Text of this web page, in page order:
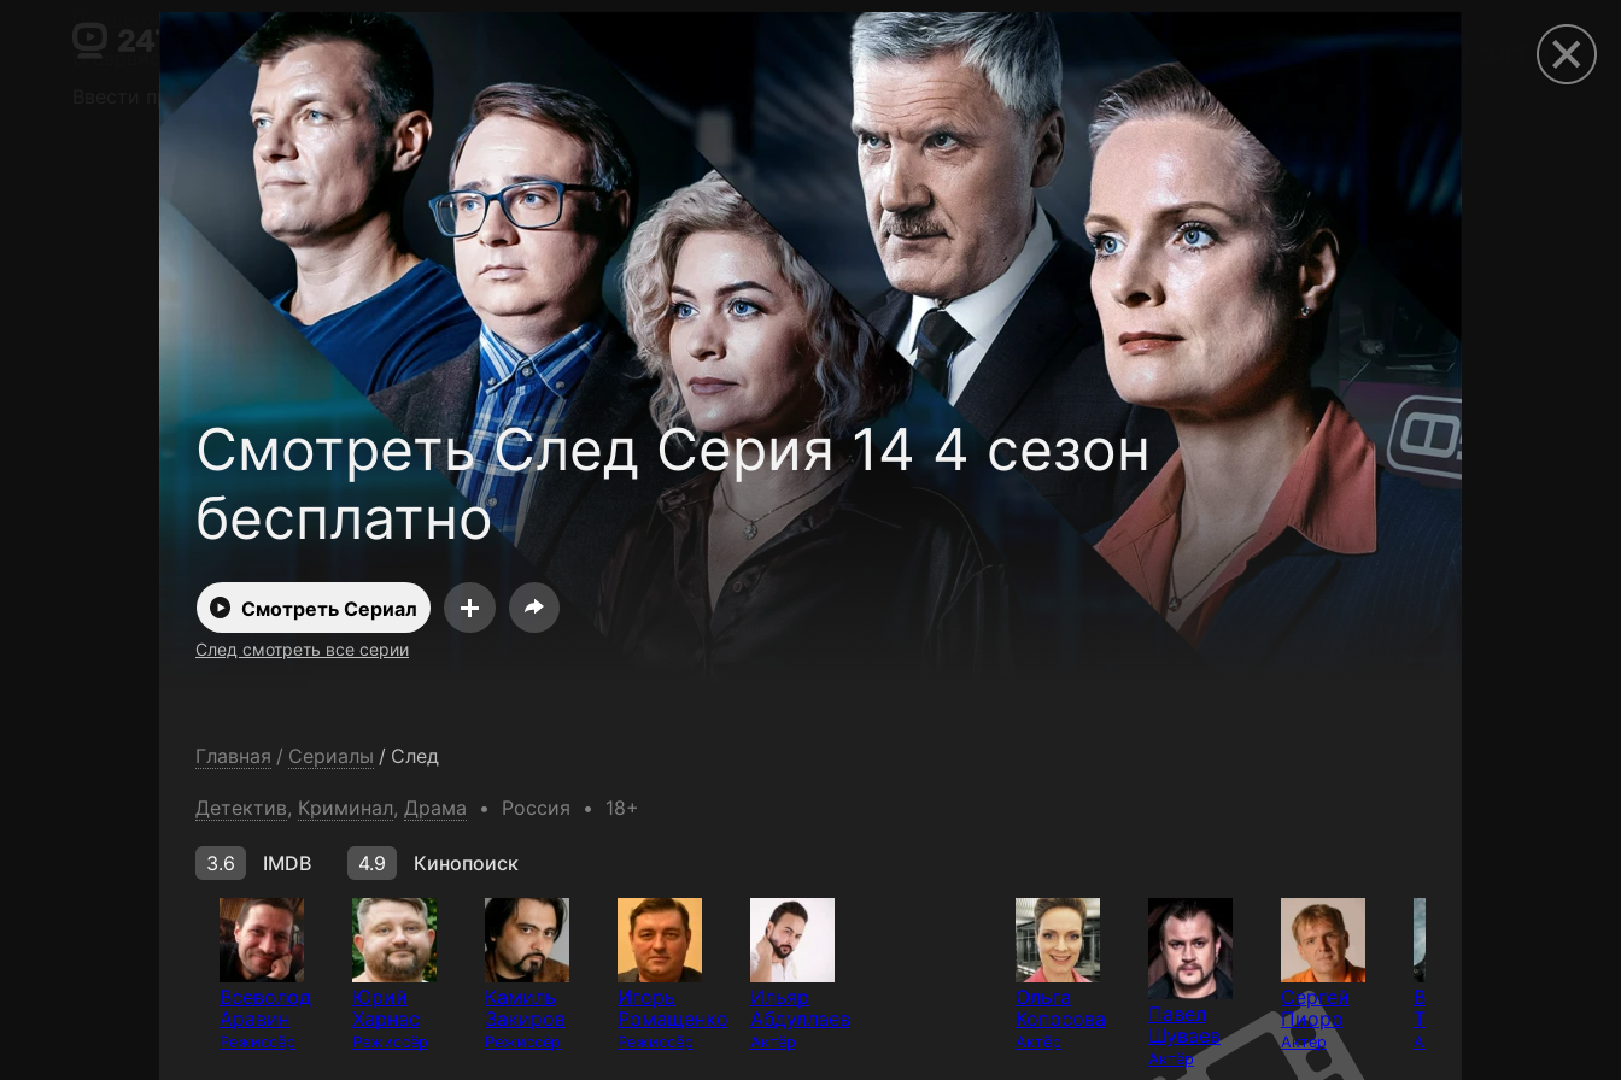
Смотреть След Серия 14 4 сезон
бесплатно
Смотреть Сериал
След смотреть все серии
Главная / Сериалы / След
Детектив, Криминал, Драма Россия 18+
3.6 IMDB 4.9 Кинопоиск
Всеволод
Аравин
Режиссёр
Юрий
Харнас
Режиссёр
Камиль
Закиров
Режиссёр
Игорь
Ромащенко
Режиссёр
Ильяр
Абдуллаев
Актёр
Ольга
Копосова
Актёр
Павел
Шуваев
Актёр
Сергей
Пиоро
Актёр
Владимир
Ташлыков
Актёр
Поддержка: support@24h.tv
Пользовательское соглашение Для партнёров
Открыть приложение
Ввести промокод
Установить на ТВ Бесплатные каналы